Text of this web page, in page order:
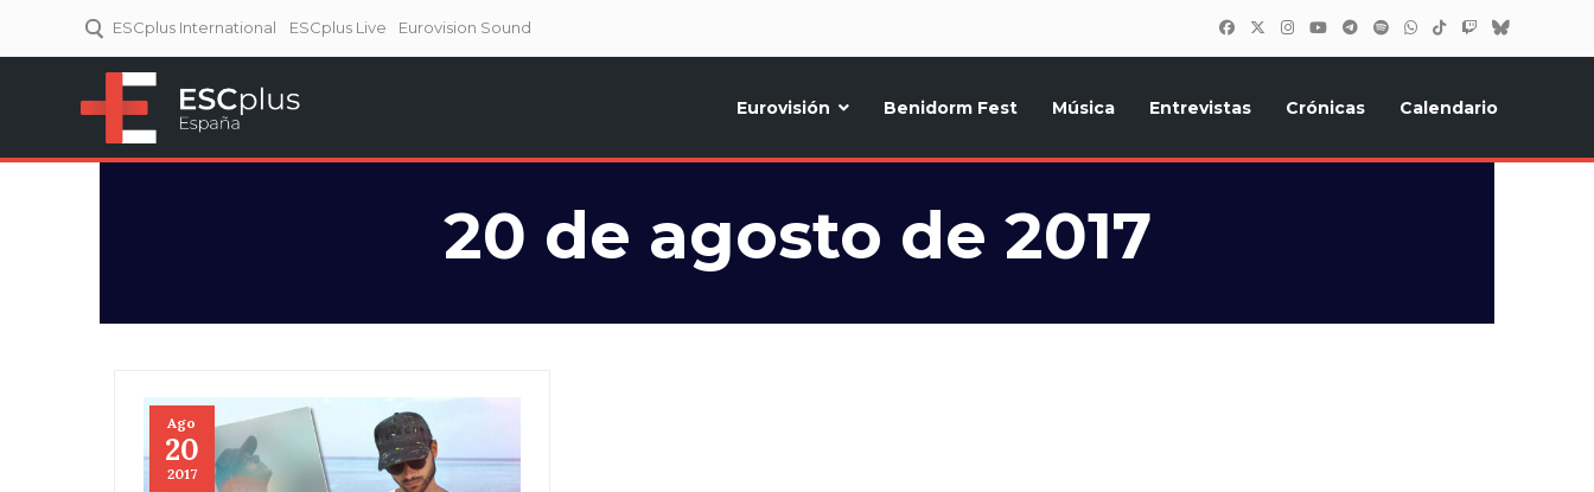
ESCplus International ESCplus Live Eurovision Sound
Eurovisión Benidorm Fest Música Entrevistas Crónicas Calendario
20 de agosto de 2017
Ago
20
2017